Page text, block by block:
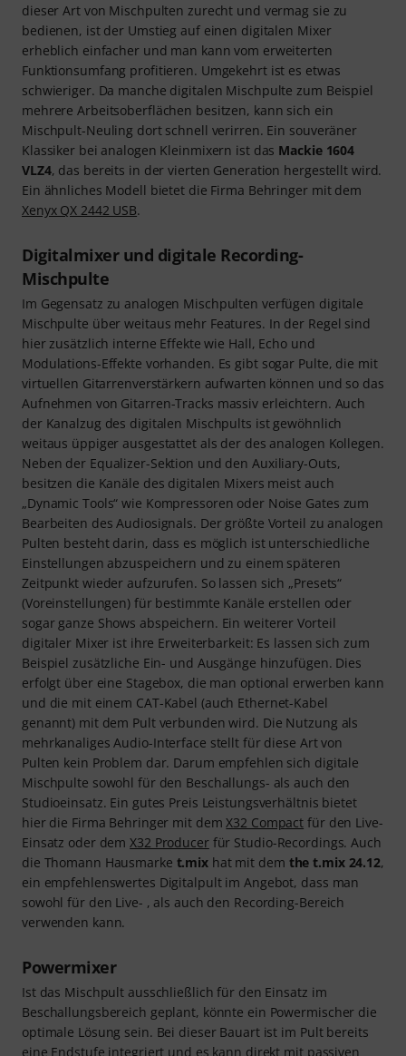
dieser Art von Mischpulten zurecht und vermag sie zu
bedienen, ist der Umstieg auf einen digitalen Mixer
erheblich einfacher und man kann vom erweiterten
Funktionsumfang profitieren. Umgekehrt ist es etwas
schwieriger. Da manche digitalen Mischpulte zum Beispiel
mehrere Arbeitsoberflächen besitzen, kann sich ein
Mischpult-Neuling dort schnell verirren. Ein souveräner
Klassiker bei analogen Kleinmixern ist das Mackie 1604
VLZ4, das bereits in der vierten Generation hergestellt wird.
Ein ähnliches Modell bietet die Firma Behringer mit dem
Xenyx QX 2442 USB.
Digitalmixer und digitale Recording-
Mischpulte
Im Gegensatz zu analogen Mischpulten verfügen digitale
Mischpulte über weitaus mehr Features. In der Regel sind
hier zusätzlich interne Effekte wie Hall, Echo und
Modulations-Effekte vorhanden. Es gibt sogar Pulte, die mit
virtuellen Gitarrenverstärkern aufwarten können und so das
Aufnehmen von Gitarren-Tracks massiv erleichtern. Auch
der Kanalzug des digitalen Mischpults ist gewöhnlich
weitaus üppiger ausgestattet als der des analogen Kollegen.
Neben der Equalizer-Sektion und den Auxiliary-Outs,
besitzen die Kanäle des digitalen Mixers meist auch
„Dynamic Tools“ wie Kompressoren oder Noise Gates zum
Bearbeiten des Audiosignals. Der größte Vorteil zu analogen
Pulten besteht darin, dass es möglich ist unterschiedliche
Einstellungen abzuspeichern und zu einem späteren
Zeitpunkt wieder aufzurufen. So lassen sich „Presets“
(Voreinstellungen) für bestimmte Kanäle erstellen oder
sogar ganze Shows abspeichern. Ein weiterer Vorteil
digitaler Mixer ist ihre Erweiterbarkeit: Es lassen sich zum
Beispiel zusätzliche Ein- und Ausgänge hinzufügen. Dies
erfolgt über eine Stagebox, die man optional erwerben kann
und die mit einem CAT-Kabel (auch Ethernet-Kabel
genannt) mit dem Pult verbunden wird. Die Nutzung als
mehrkanaliges Audio-Interface stellt für diese Art von
Pulten kein Problem dar. Darum empfehlen sich digitale
Mischpulte sowohl für den Beschallungs- als auch den
Studioeinsatz. Ein gutes Preis Leistungsverhältnis bietet
hier die Firma Behringer mit demX32 Compact für den Live-
Einsatz oder demX32 Producerfür Studio-Recordings. Auch
die Thomann Hausmarke t.mix hat mit dem the t.mix 24.12,
ein empfehlenswertes Digitalpult im Angebot, dass man
sowohl für den Live- , als auch den Recording-Bereich
verwenden kann.
Powermixer
Ist das Mischpult ausschließlich für den Einsatz im
Beschallungsbereich geplant, könnte ein Powermischer die
optimale Lösung sein. Bei dieser Bauart ist im Pult bereits
eine Endstufe integriert und es kann direkt mit passiven